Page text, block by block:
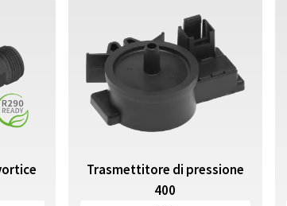
Trasmettitore di pressione
400